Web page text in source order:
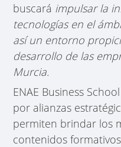
buscará impulsar la
tecnologías en el
así un entorno
desarrollo de las
Murcia.
ENAE Business
por alianzas
permiten brindar los
contenidos